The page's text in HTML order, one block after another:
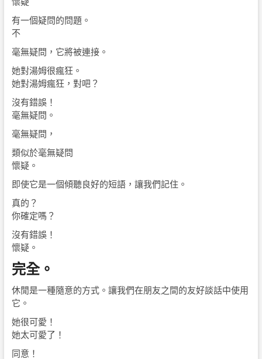
有一個疑問的問題。
不
毫無疑問，它將被連接。
她對湯姆很瘋狂。
她對湯姆瘋狂，對吧？
沒有錯誤！
毫無疑問。
毫無疑問，
類似於毫無疑問
懷疑。
即使它是一個傾聽良好的短語，讓我們記住。
真的？
你確定嗎？
沒有錯誤！
懷疑。
完全。
休閒是一種隨意的方式。讓我們在朋友之間的友好談話中使用
它。
她很可愛！
她太可愛了！
同意！